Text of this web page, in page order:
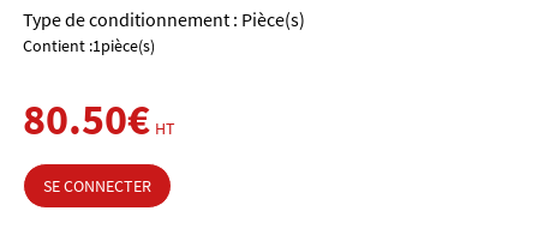
Type de conditionnement : Pièce(s)
Contient :1pièce(s)
80.50€ HT
SE CONNECTER